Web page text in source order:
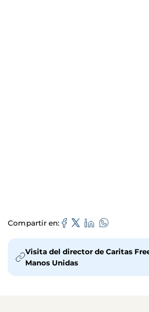
Compartir en
Visita del director de Caritas
Manos Unidas